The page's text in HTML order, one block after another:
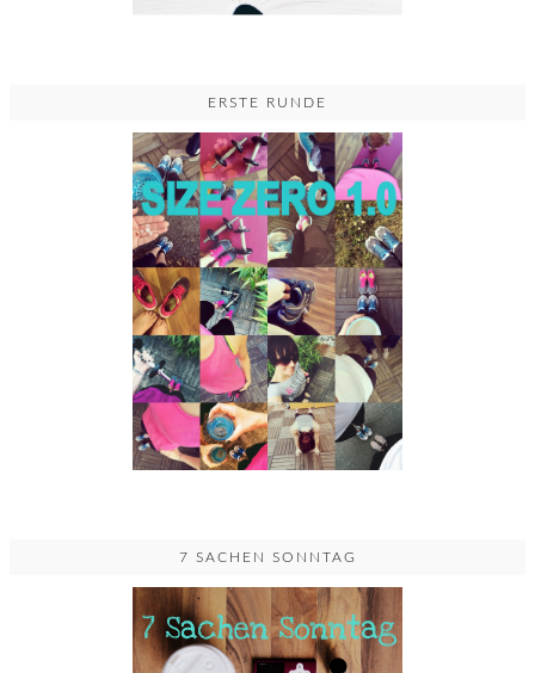
ERSTE RUNDE
7 SACHEN SONNTAG